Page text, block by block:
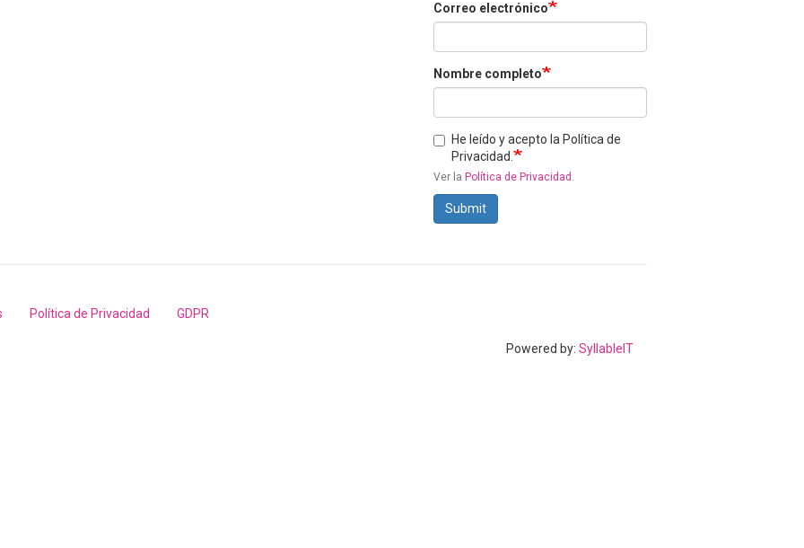
Correo electrónico
Nombre completo
He leído y acepto la Política de
Privacidad.
Ver la Política de Privacidad .
Submit
Política de Privacidad GDPR
Powered by: SyllableIT